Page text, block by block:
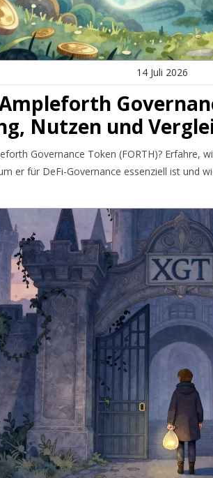
14 Juli 2026
Nutzen und
Governance Token (FORTH)? Erfahre,
er für DeFi-Governance essenziell ist und